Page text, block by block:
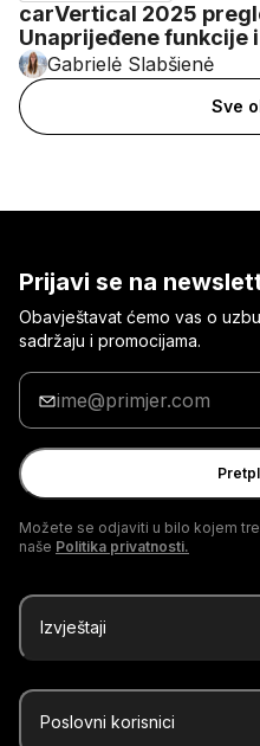
carVertical 2025
Unaprijeđene funkcije
Gabrielė Slabšienė
Sve
Prijavi se na
Obavještavat ćemo vas o
sadržaju i promocijama.
Unesite
svoju
e-
mail
adresu
Možete se odjaviti u bilo kojem
naše Politika privatnosti.
Izvještaji
Poslovni korisnici